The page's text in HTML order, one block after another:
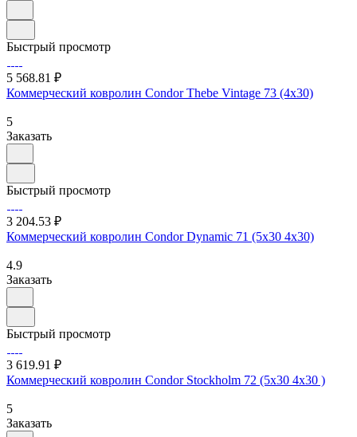
Быстрый просмотр
5 568.81 ₽
Коммерческий ковролин Condor Thebe Vintage 73 (4х30)
5
Заказать
Быстрый просмотр
3 204.53 ₽
Коммерческий ковролин Condor Dynamic 71 (5х30 4х30)
4.9
Заказать
Быстрый просмотр
3 619.91 ₽
Коммерческий ковролин Condor Stockholm 72 (5х30 4х30 )
5
Заказать